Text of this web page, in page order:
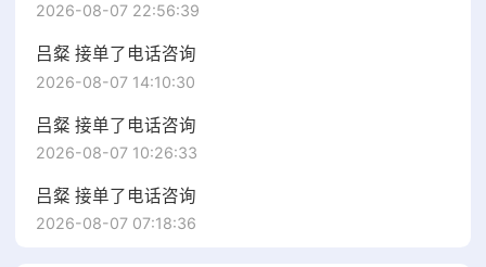
2026-08-07 22:56:39
吕粲 接单了电话咨询
2026-08-07 14:10:30
吕粲 接单了电话咨询
2026-08-07 10:26:33
吕粲 接单了电话咨询
2026-08-07 07:18:36